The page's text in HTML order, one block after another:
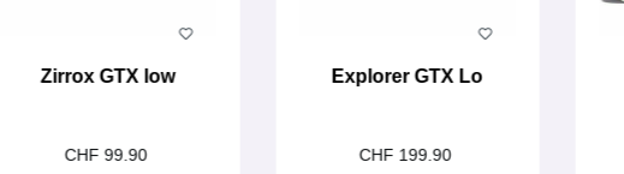
Zirrox GTX low
CHF 99.90
Explorer GTX Lo
CHF 199.90